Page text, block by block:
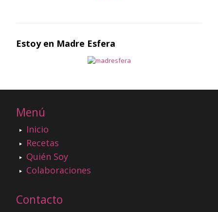
Estoy en Madre Esfera
Menú
Inicio
Recetas
Quién Soy
Colaboraciones
Contacto